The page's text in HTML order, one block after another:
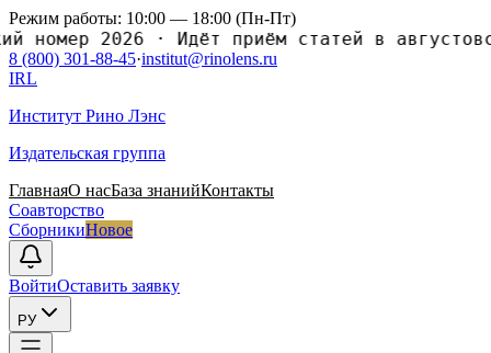
Режим работы: 10:00 — 18:00 (Пн-Пт)
2026·Идёт приём статей в
8 (800) 301-88-45·institut@rinolens.ru
IRL
Институт Рино Лэнс
Издательская группа
ГлавнаяО насБаза знанийКонтакты
Соавторство
СборникиНовое
ВойтиОставить заявку
РУ